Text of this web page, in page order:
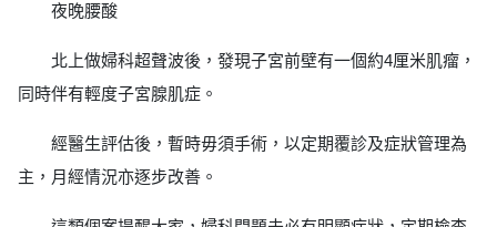
夜晚腰酸
北上做婦科超聲波後，發現子宮前壁有一個約4厘米肌瘤，
同時伴有輕度子宮腺肌症。
經醫生評估後，暫時毋須手術，以定期覆診及症狀管理為
主，月經情況亦逐步改善。